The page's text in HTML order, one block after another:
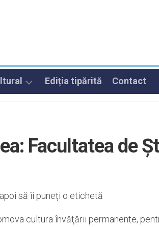
facultatea
Ediția tipărită Contact
Facultatea de
să îi puneți o etichetă
cultura învăţării permanente,